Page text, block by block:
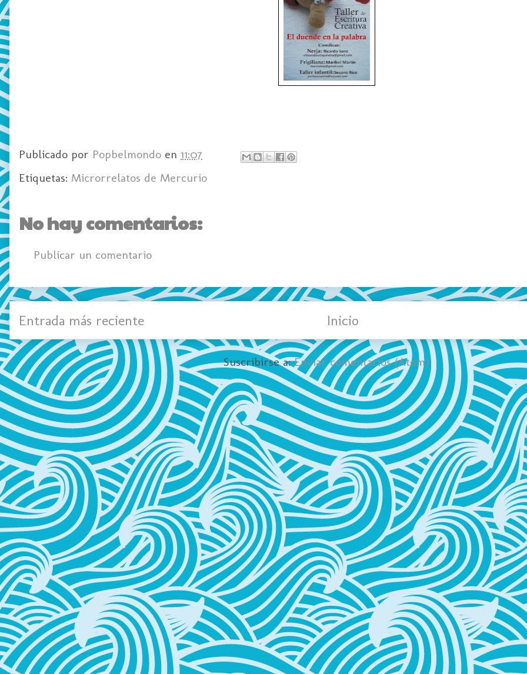
Publicado por Popbelmondo en 11:07
Etiquetas: Microrrelatos de Mercurio
No hay comentarios:
Publicar un comentario
Entrada más reciente Inicio
Suscribirse a:Enviar comentarios (Atom)